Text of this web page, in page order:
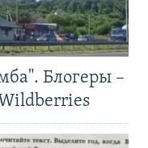
Блогеры –